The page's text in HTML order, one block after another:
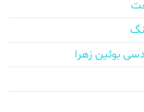
بوئین زهرا